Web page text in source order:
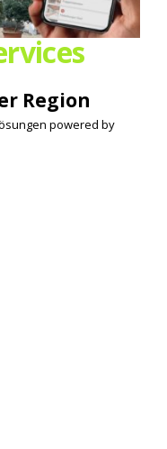
Region
powered by